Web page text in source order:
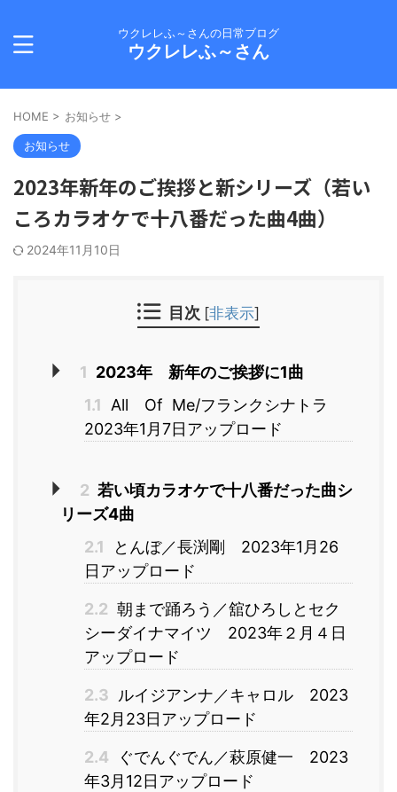
ウクレレふ～さんの日常ブログ
ウクレレふ～さん
HOME > お知らせ >
お知らせ
2023年新年のご挨拶と新シリーズ（若い
ころカラオケで十八番だった曲4曲）
2024年11月10日
目次 [非表示]
1 2023年 新年のご挨拶に1曲
1.1
All Of Me/フランクシナトラ
2023年1月7日アップロード
2 若い頃カラオケで十八番だった曲シ
リーズ4曲
2.1
とんぼ／長渕剛 2023年1月26
日アップロード
2.2 朝まで踊ろう／舘ひろしとセク
シーダイナマイツ 2023年２月４日
アップロード
2.3
ルイジアンナ／キャロル 2023
年2月23日アップロード
2.4
ぐでんぐでん／萩原健一 2023
年3月12日アップロード